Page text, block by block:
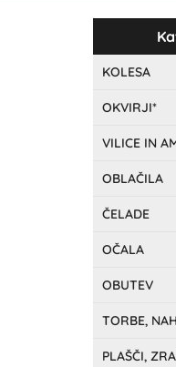
KOLESA
OKVIRJI*
VILICE IN
OBLAČILA
ČELADE
OČALA
OBUTEV
TORBE,
PLAŠČI,